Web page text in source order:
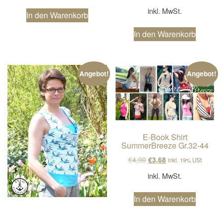
In den Warenkorb inkl. MwSt.
In den Warenkorb
Angebot! Angebot!
E-Book Shirt
SummerBreeze Gr.32-44
€4,90 Ursprünglicher Preis
€3,68Aktueller Preis
inkl. 19% USt
inkl. MwSt.
In den Warenkorb